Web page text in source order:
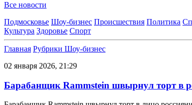
Все новости
Подмосковье Шоу-бизнес Происшествия Политика
Культура Здоровье Спорт
Главная Рубрики Шоу-бизнес
02 января 2026, 21:29
Барабанщик Rammstein швырнул торт в